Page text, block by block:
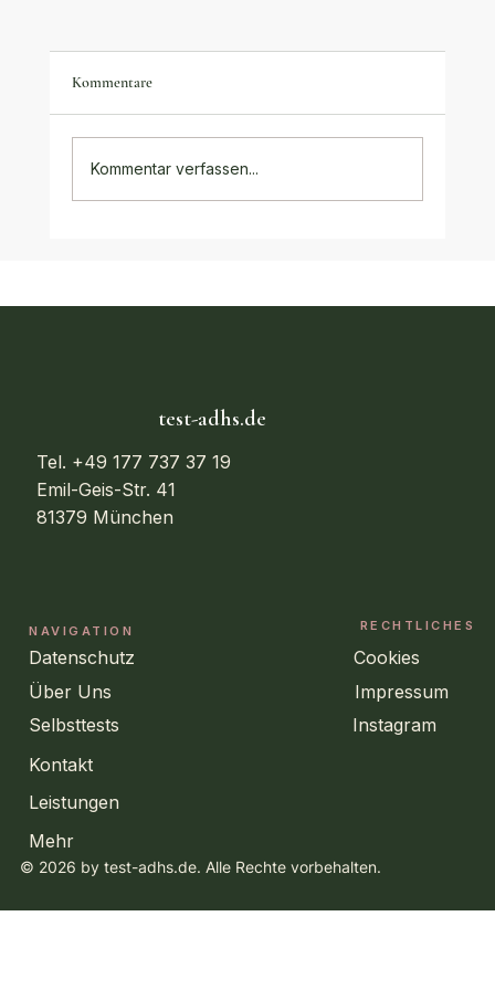
Kommentare
Kommentar verfassen...
test-adhs.de
Tel. +49 177 737 37 19
Emil-Geis-Str. 41
81379 München
NAVIGATION
Über Uns
Selbsttests
Kontakt
Leistungen
Mehr
RECHTLICHES
Datenschutz
Cookies
Impressum
Instagram
© 2026 by test-adhs.de. Alle Rechte vorbehalten.